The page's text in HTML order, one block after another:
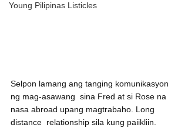
Young Pilipinas Listicles
Selpon lamang ang tanging komunikasyon
ng mag-asawang  sina Fred at si Rose na
nasa abroad upang magtrabaho. Long
distance  relationship sila kung paiikliin.